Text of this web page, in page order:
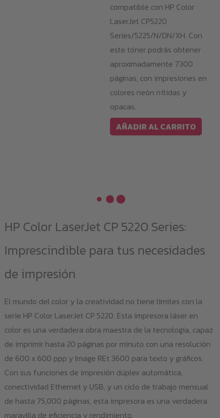
compatible con HP Color
LaserJet CP5220
Series/5225/N/DN/XH. Con
este tóner podrás obtener
aproximadamente 7300
páginas, con impresiones en
colores neón nítidas y
opacas.
AÑADIR AL CARRITO
HP Color LaserJet CP 5220 Series:
Imprescindible para tus necesidades
de impresión
El mundo del color y la creatividad no tiene límites con la
serie HP Color LaserJet CP 5220. Esta impresora láser en
color es una verdadera obra maestra de la tecnología, capaz
de imprimir hasta 20 páginas por minuto con una resolución
de 600 x 600 ppp y Image REt 3600 para texto y gráficos.
Con sus funciones de impresión dúplex automática,
conectividad Ethernet y USB, y un ciclo de trabajo mensual
de hasta 75,000 páginas, esta impresora es una verdadera
maravilla de eficiencia y rendimiento.